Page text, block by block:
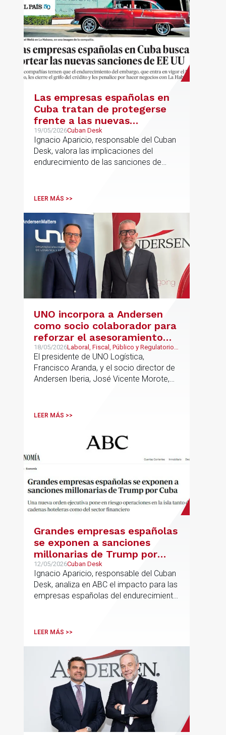
Las empresas españolas en
Cuba tratan de protegerse
frente a las nuevas
sanciones millonarias que
prepara Estados Unidos
19/05/2026Cuban Desk
Ignacio Aparicio, responsable del Cuban
Desk, valora las implicaciones del
endurecimiento de las sanciones de
LEER MÁS >>
UNO incorpora a Andersen
como socio colaborador para
reforzar el asesoramiento
jurídico y fiscal del sector
logístico
18/05/2026Laboral, Fiscal, Público y Regulatorio,
Transporte, Movilidad & Logística
El presidente de UNO Logística,
Francisco Aranda, y el socio director de
Andersen Iberia, José Vicente Morote,
entidades trabajarán para ayudar a las
gestionar con mayor seguridad jurídica
sus principales retos regulatorios.
LEER MÁS >>
Grandes empresas españolas
se exponen a sanciones
millonarias de Trump por
Cuba
12/05/2026Cuban Desk
Ignacio Aparicio, responsable del Cuban
Desk, analiza en ABC el impacto para las
empresas españolas del endurecimiento
LEER MÁS >>